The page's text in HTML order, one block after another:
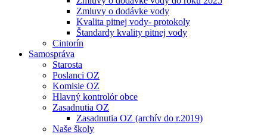
Zmluvy o dodávke vody
Kvalita pitnej vody- protokoly
Štandardy kvality pitnej vody
Cintorín
Samospráva
Starosta
Poslanci OZ
Komisie OZ
Hlavný kontrolór obce
Zasadnutia OZ
Zasadnutia OZ (archív do r.2019)
Naše školy